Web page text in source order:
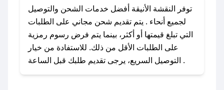
الكوبون، تواصل معنا عبر تويتر أو البريد الإلكتروني
لإضافته بسرعة.
### كيفية استخدام كود خصم النقشة الأنيقة؟
1. انسخ كود الخصم من تطبيق صحصح.
2. الصقه في خانة الدفع عند التسوق من النقشة
توفر النقشة الأنيقة أفضل خدمات الشحن والتوصيل
لجميع أنحاء . يتم تقديم شحن مجاني على الطلبات
التي تبلغ قيمتها أو أكثر، بينما يتم فرض رسوم رمزية
على الطلبات الأقل من ذلك. للاستفادة من خيار
التوصيل السريع، يرجى تقديم طلبك قبل الساعة .